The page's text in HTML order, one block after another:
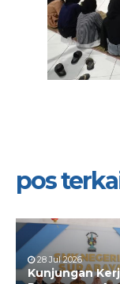
pos
28 Jul 2026
Kunjungan